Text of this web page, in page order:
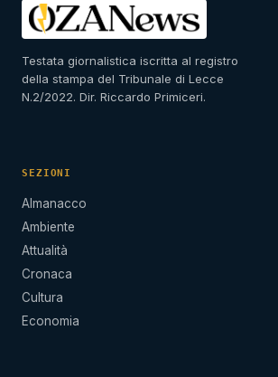
Testata giornalistica iscritta al registro
della stampa del Tribunale di Lecce
N.2/2022. Dir. Riccardo Primiceri.
SEZIONI
Almanacco
Ambiente
Attualità
Cronaca
Cultura
Economia